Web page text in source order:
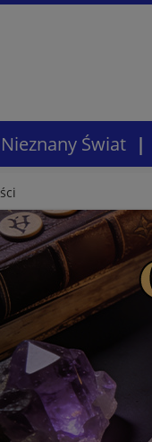
Świat